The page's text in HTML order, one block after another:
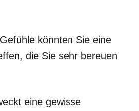
könnten Sie eine
die Sie sehr bereuen
eine gewisse